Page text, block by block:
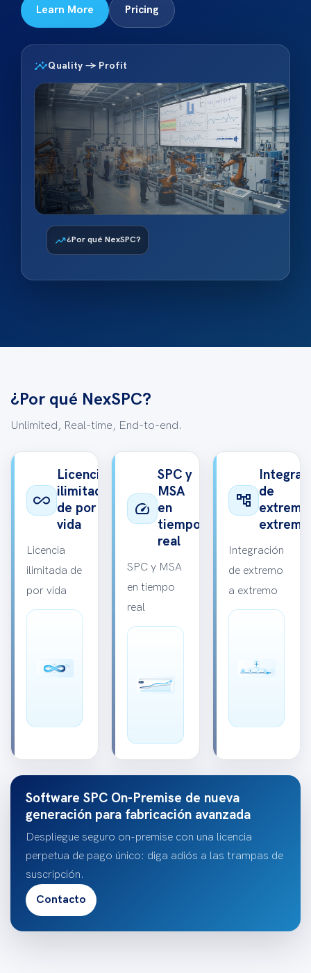
Learn More Pricing
insightsQuality → Profit
trending_up¿Por qué NexSPC?
¿Por qué NexSPC?
Unlimited, Real-time, End-to-end.
all_inclusive
Licencia
ilimitada
de por
vida
Licencia
ilimitada de
por vida
speed
SPC y
MSA
en
tiempo
real
SPC y MSA
en tiempo
real
account_tree de
extremo
Integración
de extremo
a extremo
Software SPC On-Premise de nueva
generación para fabricación avanzada
Despliegue seguro on-premise con una licencia
perpetua de pago único: diga adiós a las trampas de
suscripción.
Contacto